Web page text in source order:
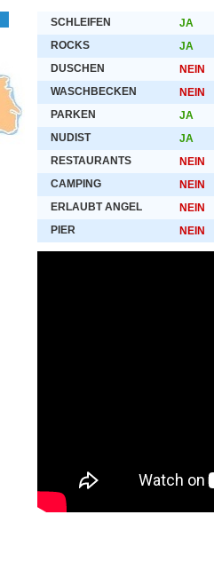
SCHLEIFEN JA
ROCKS
JA
DUSCHEN
NEIN
WASCHBECKEN
NEIN
PARKEN
JA
NUDIST
JA
RESTAURANTS
NEIN
CAMPING
NEIN
ERLAUBT ANGEL
NEIN
PIER
NEIN